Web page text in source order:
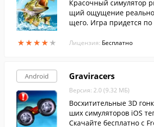
★★★★★
★★★★★
Красочный симулятор
щий ощущение
щего. Игра придется по
увлекательности и
Лицензия: Бесплатно
Android Graviracers
Версия: 2.0 (9.32 МБ)
Восхитительные 3D
ших симуляторов iOS
Скачайте бесплатно с